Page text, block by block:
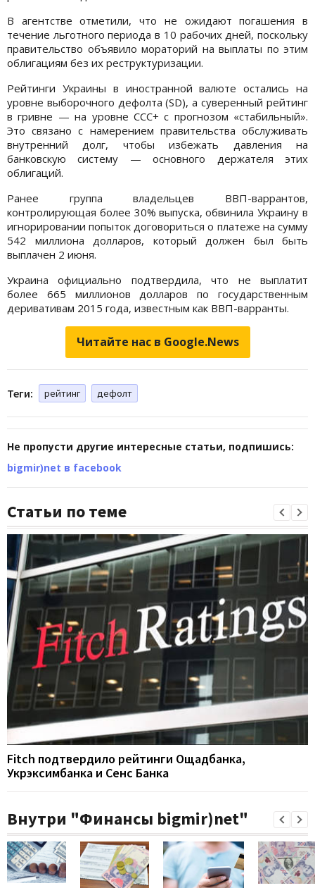
В агентстве отметили, что не ожидают погашения в
течение льготного периода в 10 рабочих дней, поскольку
правительство объявило мораторий на выплаты по этим
облигациям без их реструктуризации.
Рейтинги Украины в иностранной валюте остались на
уровне выборочного дефолта (SD), а суверенный рейтинг
в гривне — на уровне CCC+ с прогнозом «стабильный».
Это связано с намерением правительства обслуживать
внутренний долг, чтобы избежать давления на
банковскую систему — основного держателя этих
облигаций.
Ранее группа владельцев ВВП-варрантов,
контролирующая более 30% выпуска, обвинила Украину в
игнорировании попыток договориться о платеже на сумму
542 миллиона долларов, который должен был быть
выплачен 2 июня.
Украина официально подтвердила, что не выплатит
более 665 миллионов долларов по государственным
деривативам 2015 года, известным как ВВП-варранты.
Читайте нас в Google.News
Теги: рейтинг дефолт
Не пропусти другие интересные статьи, подпишись:
bigmir)net в facebook
Статьи по теме
Fitch подтвердило рейтинги Ощадбанка,
Укрэксимбанка и Сенс Банка
Внутри "Финансы bigmir)net"